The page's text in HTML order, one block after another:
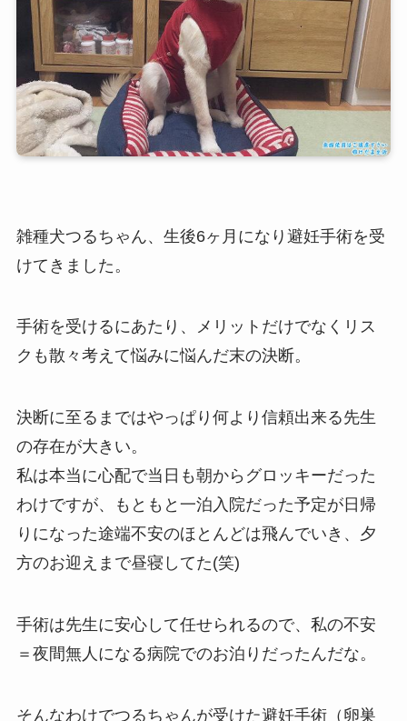
雑種犬つるちゃん、生後6ヶ月になり避妊手術を受
けてきました。
手術を受けるにあたり、メリットだけでなくリス
クも散々考えて悩みに悩んだ末の決断。
決断に至るまではやっぱり何より信頼出来る先生
の存在が大きい。
私は本当に心配で当日も朝からグロッキーだった
わけですが、もともと一泊入院だった予定が日帰
りになった途端不安のほとんどは飛んでいき、夕
方のお迎えまで昼寝してた(笑)
手術は先生に安心して任せられるので、私の不安
＝夜間無人になる病院でのお泊りだったんだな。
そんなわけでつるちゃんが受けた避妊手術（卵巣